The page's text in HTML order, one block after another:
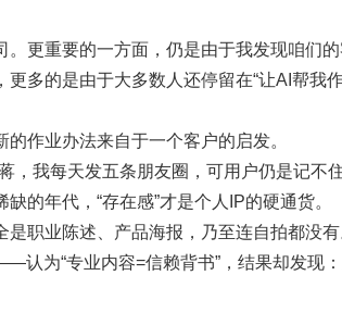
更重要的一方面，仍是由于我发现咱们的
多的是由于大多数人还停留在“让AI帮我
作业办法来自于一个客户的启发。
，我每天发五条朋友圈，可用户仍是记不
的年代，“存在感”才是个人IP的硬通货。
职业陈述、产品海报，乃至连自拍都没有
认为“专业内容=信赖背书”，结果却发现